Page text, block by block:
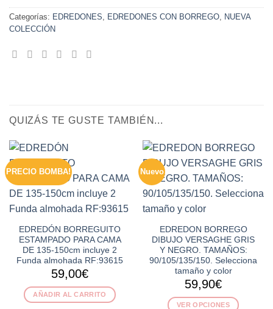
Categorías: EDREDONES EDREDONES CON BORREGO NUEVA
COLECCIÓN
QUIZÁS TE GUSTE TAMBIÉN...
PRECIO BOMBA!
EDREDÓN BORREGUITO
ESTAMPADO PARA CAMA
DE 135-150cm incluye 2
Funda almohada RF:93615
59,00€
AÑADIR AL CARRITO
Nuevo
EDREDON BORREGO
DIBUJO VERSAGHE GRIS
Y NEGRO. TAMAÑOS:
90/105/135/150. Selecciona
tamaño y color
59,90€
VER OPCIONES